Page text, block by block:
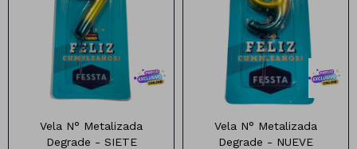
Velita Metalizada Multicolor
10cm
Vela N° Metalizada
Degrade - SIETE
Velita Metalizada Multicolor
10cm
Vela N° Metalizada
Degrade - NUEVE